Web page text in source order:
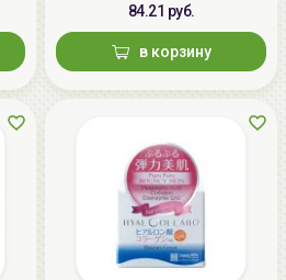
84.21 руб.
в корзину